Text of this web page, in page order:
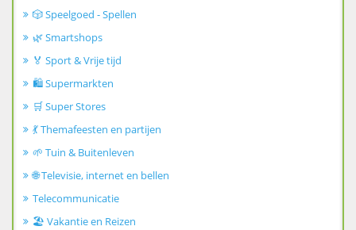
🎲 Speelgoed - Spellen
🌿 Smartshops
🏅 Sport & Vrije tijd
🛍️ Supermarkten
🛒 Super Stores
💃 Themafeesten en partijen
🌱 Tuin & Buitenleven
🌐 Televisie, internet en bellen
Telecommunicatie
🏖️ Vakantie en Reizen